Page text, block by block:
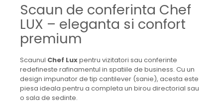
Scaun de conferinta Chef
LUX – eleganta si confort
premium
Scaunul Chef Luxpentru vizitatori sau conferinte
redefineste rafinamentul in spatiile de business. Cu un
design impunator de tip cantilever (sanie), acesta este
piesa ideala pentru a completa un birou directorial sau
o sala de sedinte.